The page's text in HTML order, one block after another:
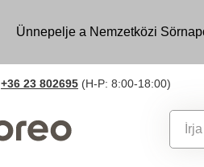
Ünnepelje a Nemzetközi
+36 23 802695 (H-P: 8:00-18:00)